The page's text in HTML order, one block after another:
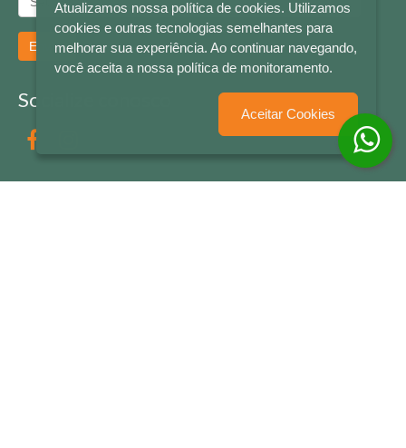
Enviar
Socialize conosco
Atualizamos nossa política de cookies. Utilizamos
cookies e outras tecnologias semelhantes para
melhorar sua experiência. Ao continuar navegando,
você aceita a nossa política de monitoramento.
Aceitar Cookies